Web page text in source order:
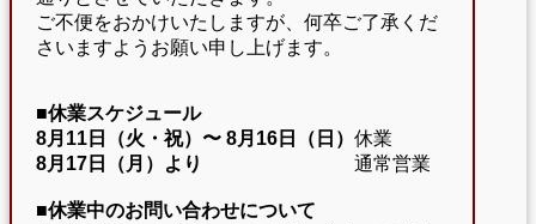
ご不便をおかけいたしますが、何卒ご了承くだ
さいますようお願い申し上げます。
■休業スケジュール
8月11日（火・祝）〜 8月16日（日） 休業
8月17日（月）より
通常営業
■休業中のお問い合わせについて